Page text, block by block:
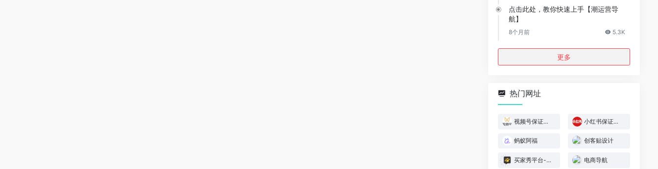
点击此处，教你快速上手【潮运营导
航】
8个月前 5.3K
更多
热门网址
视频号保证金规则 小红书保证金规则
蚂蚁阿福 创客贴设计
买家秀平台-模特喵喵 电商导航